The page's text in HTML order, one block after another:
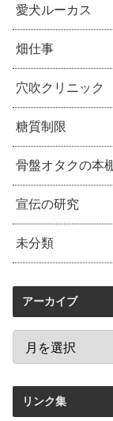
愛犬ルーカス
畑仕事
穴吹クリニック
糖質制限
骨盤オタクの本
宣伝の研究
未分類
アーカイブ
リンク集